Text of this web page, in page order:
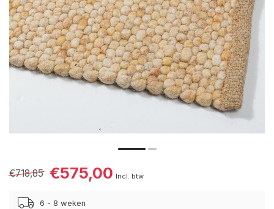
€718,85 €575,00 Incl. btw
6 - 8 weken